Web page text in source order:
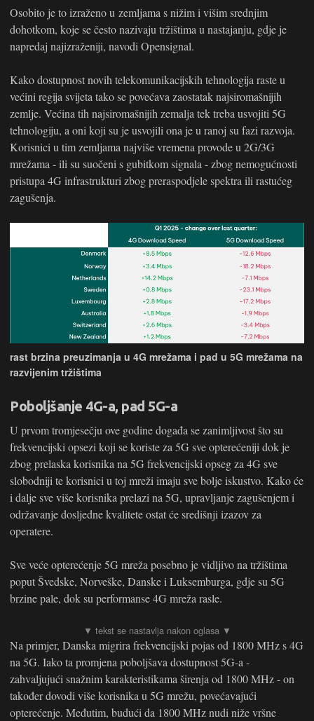
Osobito je to izraženo u zemljama s nižim i višim srednjim
dohotkom, koje se često nazivaju tržištima u nastajanju, gdje je
napredaj najizraženiji, navodi Opensignal.
Kako dostupnost novih telekomunikacijskih tehnologija raste u
većini regija svijeta tako se povećava zaostatak najsiromašnijih
zemlje. Većina tih najsiromašnijih zemalja tek treba usvojiti 5G
tehnologiju, a oni koji su je usvojili ona je u ranoj su fazi razvoja.
Korisnici u tim zemljama najviše vremena provode u 2G/3G
mrežama - ili su suočeni s gubitkom signala - zbog nemogućnosti
pristupa 4G infrastrukturi zbog preraspodjele spektra ili rastućeg
zagušenja.
rast brzina preuzimanja u 4G mrežama i pad u 5G mrežama na
razvijenim tržištima
Poboljšanje 4G-a, pad 5G-a
U prvom tromjesečju ove godine događa se zanimljivost što su
frekvencijski opsezi koji se koriste za 5G sve opterećeniji dok je
zbog prelaska korisnika na 5G frekvencijski opseg za 4G sve
slobodniji te korisnici u toj mreži imaju sve bolje iskustvo. Kako će
i dalje sve više korisnika prelazi na 5G, upravljanje zagušenjem i
održavanje dosljedne kvalitete ostat će središnji izazov za
operatere.
Sve veće opterećenje 5G mreža posebno je vidljivo na tržištima
poput Švedske, Norveške, Danske i Luksemburga, gdje su 5G
brzine pale, dok su performanse 4G mreža rasle.
Na primjer, Danska migrira frekvencijski pojas od 1800 MHz s 4G
na 5G. Iako ta promjena poboljšava dostupnost 5G-a -
zahvaljujući snažnim karakteristikama širenja od 1800 MHz - on
također dovodi više korisnika u 5G mrežu, povećavajući
opterećenje. Međutim, budući da 1800 MHz nudi niže vršne